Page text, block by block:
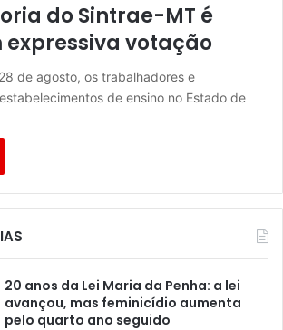
do Sintrae-MT é
expressiva votação
de agosto, os trabalhadores e
de ensino no Estado de
20 anos da Lei Maria da Penha: a lei
avançou, mas feminicídio aumenta
pelo quarto ano seguido